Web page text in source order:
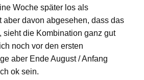
Woche später los als
aber davon abgesehen, dass das
sieht die Kombination ganz gut
noch vor den ersten
aber Ende August / Anfang
ok sein.